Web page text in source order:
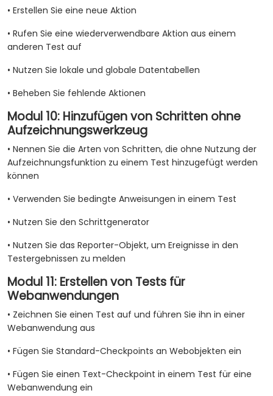
• Erstellen Sie eine neue Aktion
• Rufen Sie eine wiederverwendbare Aktion aus einem
anderen Test auf
• Nutzen Sie lokale und globale Datentabellen
• Beheben Sie fehlende Aktionen
Modul 10: Hinzufügen von Schritten ohne
Aufzeichnungswerkzeug
• Nennen Sie die Arten von Schritten, die ohne Nutzung der
Aufzeichnungsfunktion zu einem Test hinzugefügt werden
können
• Verwenden Sie bedingte Anweisungen in einem Test
• Nutzen Sie den Schrittgenerator
• Nutzen Sie das Reporter-Objekt, um Ereignisse in den
Testergebnissen zu melden
Modul 11: Erstellen von Tests für
Webanwendungen
• Zeichnen Sie einen Test auf und führen Sie ihn in einer
Webanwendung aus
• Fügen Sie Standard-Checkpoints an Webobjekten ein
• Fügen Sie einen Text-Checkpoint in einem Test für eine
Webanwendung ein